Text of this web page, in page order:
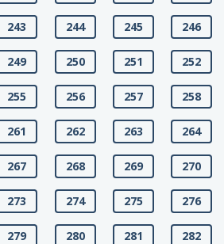
243 244 245 246
249 250 251 252
255 256 257 258
261 262 263 264
267 268 269 270
273 274 275 276
279 280 281 282